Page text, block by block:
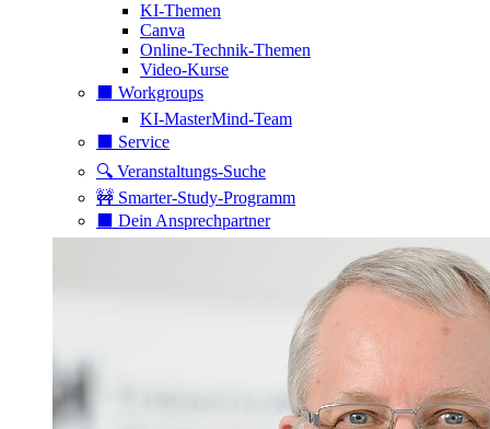
KI-Themen
Canva
Online-Technik-Themen
Video-Kurse
⬛️ Workgroups
KI-MasterMind-Team
⬛️ Service
🔍 Veranstaltungs-Suche
🚧 Smarter-Study-Programm
⬛️ Dein Ansprechpartner